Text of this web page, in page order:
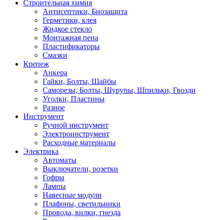
Строительная химия
Антисептики, Биозащита
Герметики, клея
Жидкое стекло
Монтажная пена
Пластификаторы
Смазки
Крепеж
Анкера
Гайки, Болты, Шайбы
Саморезы, Болты, Шурупы, Шпильки, Гвозди
Уголки, Пластины
Разное
Инструмент
Ручной инструмент
Электроинструмент
Расходные материалы
Электрика
Автоматы
Выключатели, розетки
Гофры
Лампы
Навесные модули
Плафоны, светильники
Провода, вилки, гнезда